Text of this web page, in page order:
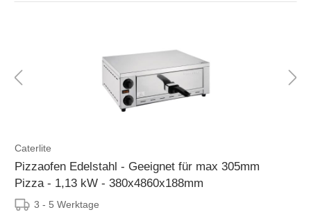
Caterlite
Pizzaofen Edelstahl - Geeignet für max 305mm
Pizza - 1,13 kW - 380x4860x188mm
3 - 5 Werktage